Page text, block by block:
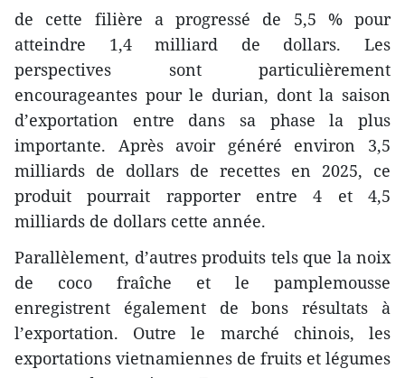
de cette filière a progressé de 5,5 % pour
atteindre 1,4 milliard de dollars. Les
perspectives sont particulièrement
encourageantes pour le durian, dont la saison
d’exportation entre dans sa phase la plus
importante. Après avoir généré environ 3,5
milliards de dollars de recettes en 2025, ce
produit pourrait rapporter entre 4 et 4,5
milliards de dollars cette année.
Parallèlement, d’autres produits tels que la noix
de coco fraîche et le pamplemousse
enregistrent également de bons résultats à
l’exportation. Outre le marché chinois, les
exportations vietnamiennes de fruits et légumes